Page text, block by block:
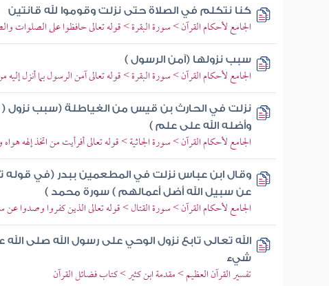
كنا نتكلم في الصلاة حتى نزلت وقوموا لله قانتين
الجامع لأحكام القرآن > سورة البقرة > قوله تعالى حافظوا على الصلوات
سبب نزولها (آمن الرسول )
الجامع لأحكام القرآن > سورة البقرة > قوله تعالى آمن الرسول بما أنزل إليه
نزلت في الحارث بن قيس من الغياطلة (سبب نزول (
وأضله الله على علم )
الجامع لأحكام القرآن > سورة الجاثية > قوله تعالى أفرأيت من اتخذ إلهه
وقال ابن عباس نزلت في المطعمين ببدر (في قوله
عن سبيل الله أضل أعمالهم ) سورة محمد )
الجامع لأحكام القرآن > سورة القتال > قوله تعالى الذين كفروا وصدوا عن
الله تعالى تابع نزول الوحي على رسول الله صلى
شيء
تفسير القرآن العظيم > مقدمة ابن كثير > كتاب فضائل القرآن